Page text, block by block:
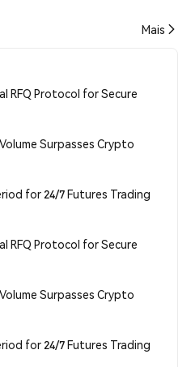
Mais
RFQ Protocol for Secure
Surpasses Crypto
for 24/7 Futures Trading
RFQ Protocol for Secure
Surpasses Crypto
for 24/7 Futures Trading